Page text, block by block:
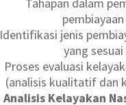
pembiayaan
Identifikasi jenis
yang sesuai
Proses evaluasi
(analisis kualitatif dan
Analisis Kelayakan